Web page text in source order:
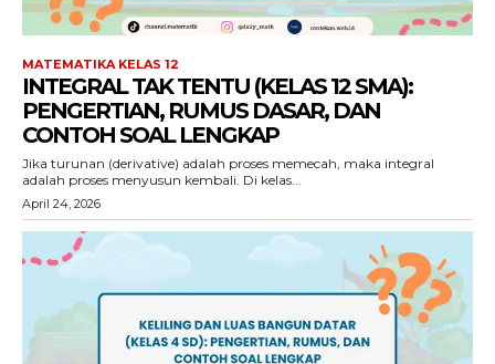
MATEMATIKA KELAS 12
INTEGRAL TAK TENTU (KELAS 12 SMA):
PENGERTIAN, RUMUS DASAR, DAN
CONTOH SOAL LENGKAP
Jika turunan (derivative) adalah proses memecah, maka integral
adalah proses menyusun kembali. Di kelas...
April 24, 2026